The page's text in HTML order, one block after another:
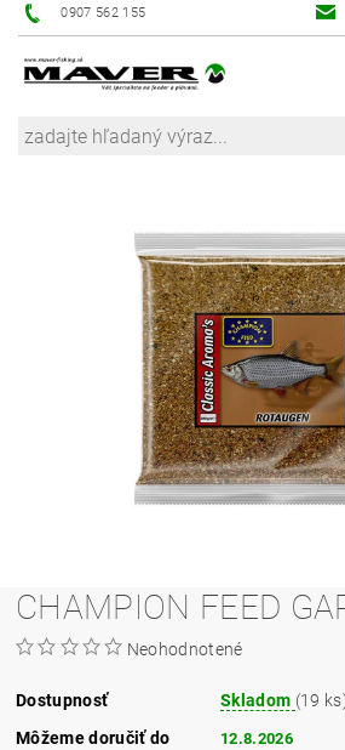
0907 562 155
CHAMPION FEED
Neohodnotené
Dostupnosť Skladom (19
Môžeme doručiť do
12.8.2026